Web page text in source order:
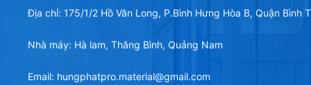
Địa chỉ: 175/1/2 Hồ Văn Long, P.Bình Hưng Hòa B, Quận Bình
Nhà máy: Hà lam, Thăng Bình, Quảng Nam
Email: hungphatpro.material@gmail.com